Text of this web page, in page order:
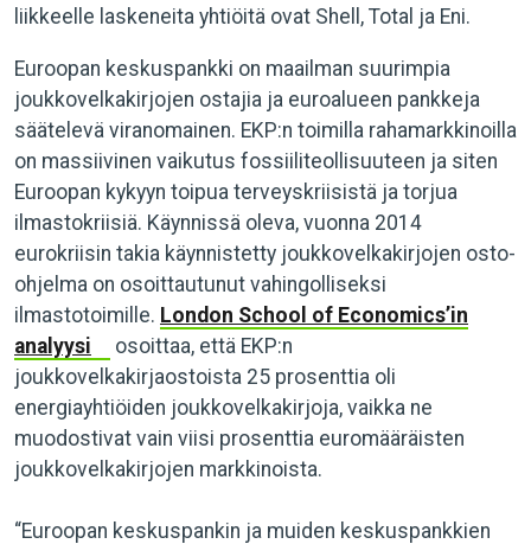
liikkeelle laskeneita yhtiöitä ovat Shell, Total ja Eni.
Euroopan keskuspankki on maailman suurimpia
joukkovelkakirjojen ostajia ja euroalueen pankkeja
säätelevä viranomainen. EKP:n toimilla rahamarkkinoilla
on massiivinen vaikutus fossiiliteollisuuteen ja siten
Euroopan kykyyn toipua terveyskriisistä ja torjua
ilmastokriisiä. Käynnissä oleva, vuonna 2014
eurokriisin takia käynnistetty joukkovelkakirjojen osto-
ohjelma on osoittautunut vahingolliseksi
ilmastotoimille. London School of Economics’in
analyysi
osoittaa, että EKP:n
joukkovelkakirjaostoista 25 prosenttia oli
energiayhtiöiden joukkovelkakirjoja, vaikka ne
muodostivat vain viisi prosenttia euromääräisten
joukkovelkakirjojen markkinoista.
“Euroopan keskuspankin ja muiden keskuspankkien